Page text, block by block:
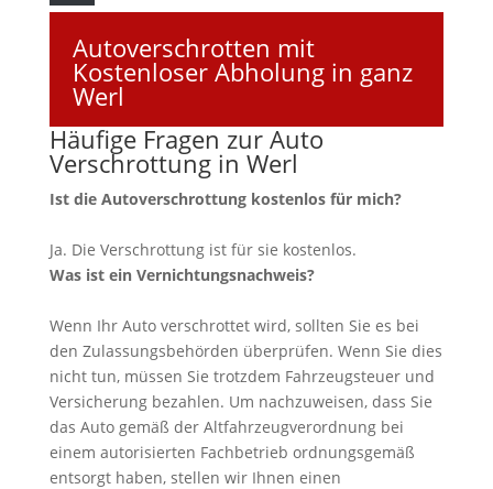
Autoverschrotten mit
Kostenloser Abholung in ganz
Werl
Häufige Fragen zur Auto
Verschrottung in Werl
Ist die Autoverschrottung kostenlos für mich?
Ja. Die Verschrottung ist für sie kostenlos.
Was ist ein Vernichtungsnachweis?
Wenn Ihr Auto verschrottet wird, sollten Sie es bei
den Zulassungsbehörden überprüfen. Wenn Sie dies
nicht tun, müssen Sie trotzdem Fahrzeugsteuer und
Versicherung bezahlen. Um nachzuweisen, dass Sie
das Auto gemäß der Altfahrzeugverordnung bei
einem autorisierten Fachbetrieb ordnungsgemäß
entsorgt haben, stellen wir Ihnen einen